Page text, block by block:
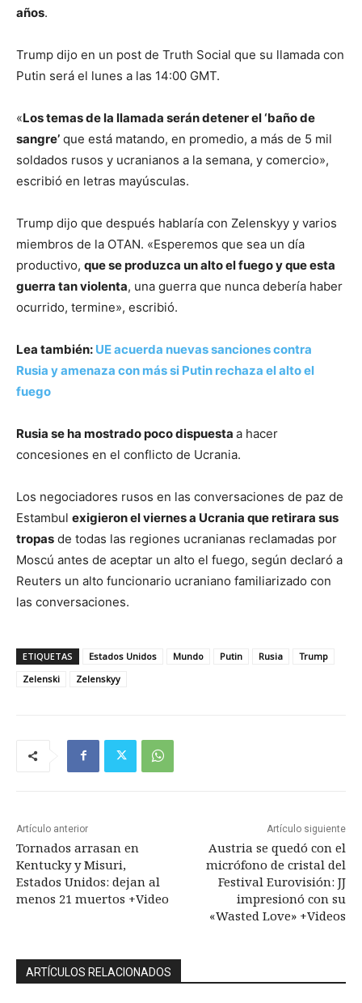
años.
Trump dijo en un post de Truth Social que su llamada con
Putin será el lunes a las 14:00 GMT.
«Los temas de la llamada serán detener el ‘baño de
sangre’ que está matando, en promedio, a más de 5 mil
soldados rusos y ucranianos a la semana, y comercio»,
escribió en letras mayúsculas.
Trump dijo que después hablaría con Zelenskyy y varios
miembros de la OTAN. «Esperemos que sea un día
productivo, que se produzca un alto el fuego y que esta
guerra tan violenta, una guerra que nunca debería haber
ocurrido, termine», escribió.
Lea también: UE acuerda nuevas sanciones contra
Rusia y amenaza con más si Putin rechaza el alto el
fuego
Rusia se ha mostrado poco dispuesta a hacer
concesiones en el conflicto de Ucrania.
Los negociadores rusos en las conversaciones de paz de
Estambul exigieron el viernes a Ucrania que retirara sus
tropas de todas las regiones ucranianas reclamadas por
Moscú antes de aceptar un alto el fuego, según declaró a
Reuters un alto funcionario ucraniano familiarizado con
las conversaciones.
ETIQUETAS Estados Unidos Mundo Putin Rusia
Trump
Zelenski
Zelenskyy
Artículo anterior
Tornados arrasan en
Kentucky y Misuri,
Estados Unidos: dejan al
menos 21 muertos +Video
Artículo siguiente
Austria se quedó con el
micrófono de cristal del
Festival Eurovisión: JJ
impresionó con su
«Wasted Love» +Videos
ARTÍCULOS RELACIONADOS